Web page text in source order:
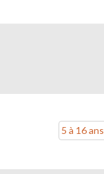
5 à 16 ans